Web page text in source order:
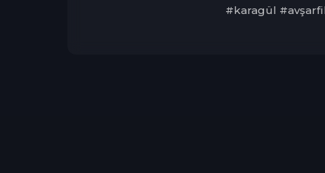
#karagül